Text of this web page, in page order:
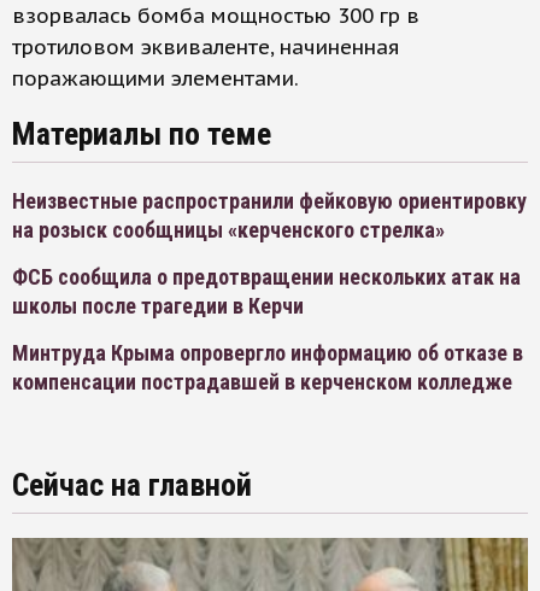
взорвалась бомба мощностью 300 гр в
тротиловом эквиваленте, начиненная
поражающими элементами.
Материалы по теме
Неизвестные распространили фейковую ориентировку
на розыск сообщницы «керченского стрелка»
ФСБ сообщила о предотвращении нескольких атак на
школы после трагедии в Керчи
Минтруда Крыма опровергло информацию об отказе в
компенсации пострадавшей в керченском колледже
Сейчас на главной